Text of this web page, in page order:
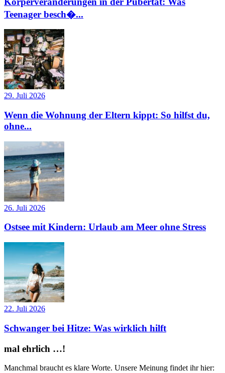
Teenager besch�...
29. Juli 2026
Wenn die Wohnung der Eltern kippt: So hilfst du,
ohne...
26. Juli 2026
Ostsee mit Kindern: Urlaub am Meer ohne Stress
22. Juli 2026
Schwanger bei Hitze: Was wirklich hilft
mal ehrlich …!
Manchmal braucht es klare Worte. Unsere Meinung findet ihr hier: